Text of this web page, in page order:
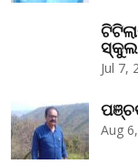
Jul 7,
Aug